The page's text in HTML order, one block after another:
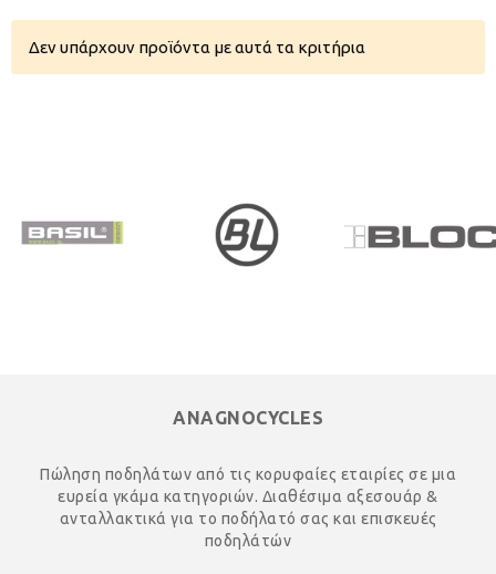
Δεν υπάρχουν προϊόντα με αυτά τα κριτήρια
ANAGNOCYCLES
Πώληση ποδηλάτων από τις κορυφαίες εταιρίες σε μια
ευρεία γκάμα κατηγοριών. Διαθέσιμα αξεσουάρ &
ανταλλακτικά για το ποδήλατό σας και επισκευές
ποδηλάτών